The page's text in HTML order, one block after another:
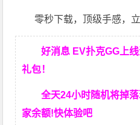
零秒下载，顶级手感，
好消息 EV扑克GG上
礼包！
全天24小时随机将掉
家余额!快体验吧